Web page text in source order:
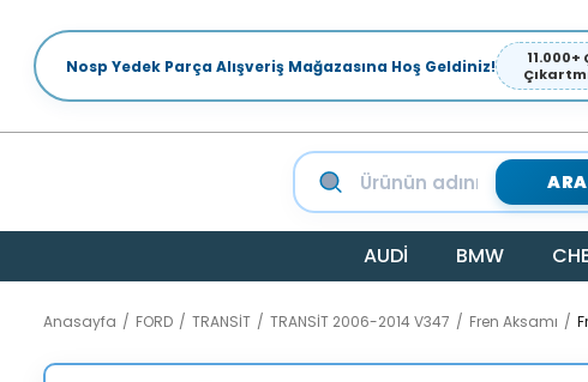
Nosp Yedek Parça Alışveriş Mağazasına Hoş Geldiniz!
ARA
AUDİ BMW
Anasayfa FORD TRANSİT TRANSİT 2006-2014 V347 Fren Aksamı